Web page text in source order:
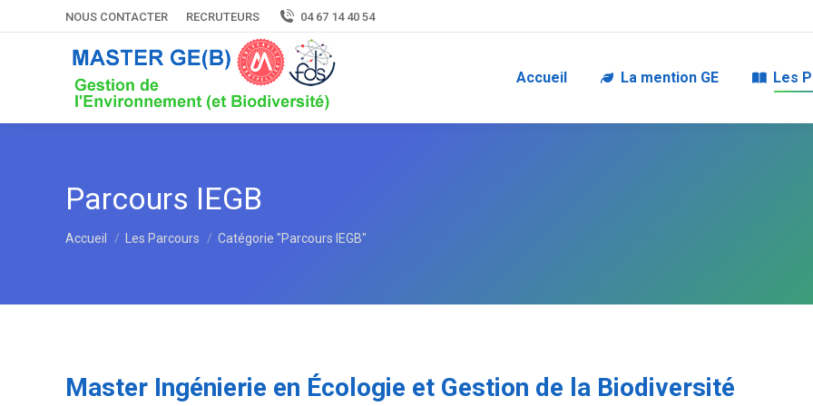
NOUS CONTACTER RECRUTEURS 04 67 14 40 54
Accueil La mention GE Les
Parcours IEGB
Vous êtes ici :
Accueil Les Parcours Catégorie "Parcours IEGB"
Master Ingénierie en Écologie et Gestion de la Biodiversité